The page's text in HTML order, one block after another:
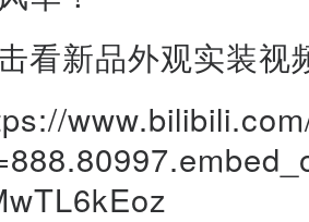
看新品外观实装视